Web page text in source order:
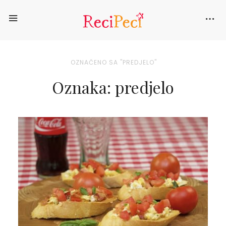
OZNAČENO SA "PREDJELO"
Oznaka: predjelo